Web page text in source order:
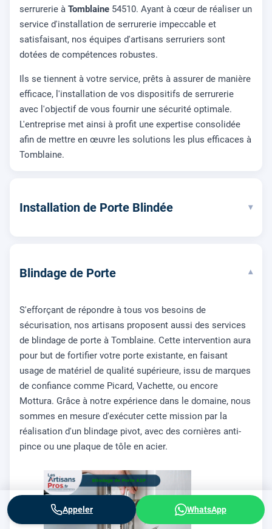
serrurerie à Tomblaine 54510. Ayant à cœur de réaliser un
service d'installation de serrurerie impeccable et
satisfaisant, nos équipes d'artisans serruriers sont
dotées de compétences robustes.
Ils se tiennent à votre service, prêts à assurer de manière
efficace, l'installation de vos dispositifs de serrurerie
avec l'objectif de vous fournir une sécurité optimale.
L'entreprise met ainsi à profit une expertise consolidée
afin de mettre en œuvre les solutions les plus efficaces à
Tomblaine.
Installation de Porte Blindée ▾
Blindage de Porte ▾
S'efforçant de répondre à tous vos besoins de
sécurisation, nos artisans proposent aussi des services
de blindage de porte à Tomblaine. Cette intervention aura
pour but de fortifier votre porte existante, en faisant
usage de matériel de qualité supérieure, issu de marques
de confiance comme Picard, Vachette, ou encore
Mottura. Grâce à notre expérience dans le domaine, nous
sommes en mesure d'exécuter cette mission par la
réalisation d'un blindage pivot, avec des cornières anti-
pince ou une plaque de tôle en acier.
Appeler WhatsApp